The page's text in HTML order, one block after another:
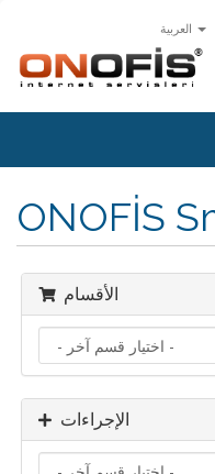
ONOFİS
الأقسام
الإجراءات